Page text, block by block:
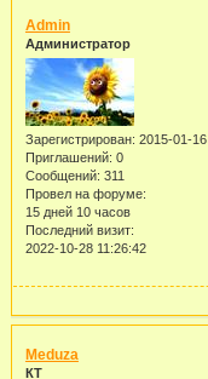
Admin
Администратор
Зарегистрирован: 2015-01-16
Приглашений: 0
Сообщений: 311
Провел на форуме:
15 дней 10 часов
Последний визит:
2022-10-28 11:26:42
Meduza
КТ